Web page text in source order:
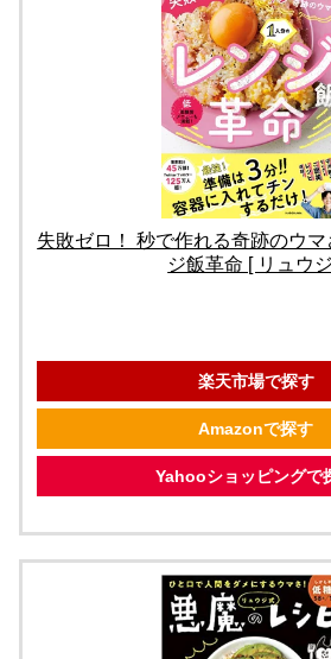
失敗ゼロ！ 秒で作れる奇跡のウ
ジ飯革命 [ リュウ
楽天市場で探す
Amazonで探す
Yahooショッピングで